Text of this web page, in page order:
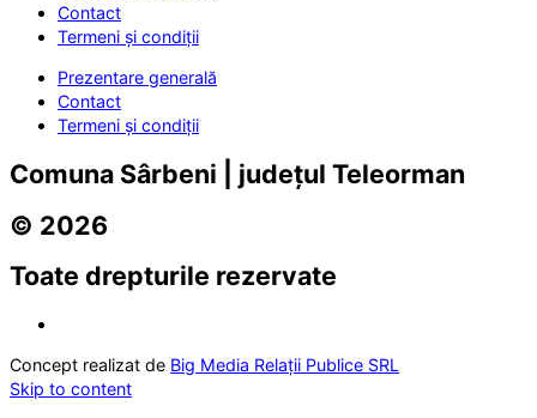
Contact
Termeni și condiții
Prezentare generală
Contact
Termeni și condiții
Comuna Sârbeni | județul Teleorman
© 2026
Toate drepturile rezervate
Concept realizat de Big Media Relații Publice SRL
Skip to content